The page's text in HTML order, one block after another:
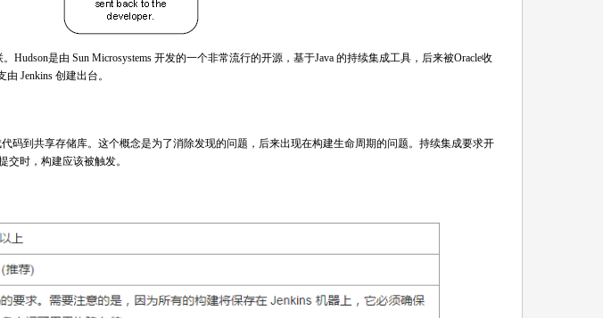
Hudson是由 Sun Microsystems 开发的一个非常流行的开源，基于Java 的持续集成工具，后来被Oracle收
Jenkins 创建出台。
码到共享存储库。这个概念是为了消除发现的问题，后来出现在构建生命周期的问题。持续集成要求开
交时，构建应该被触发。